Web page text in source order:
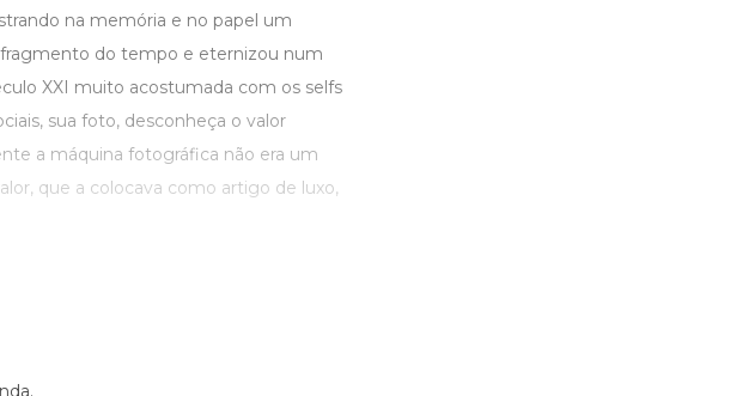
na memória e no papel um
do tempo e eternizou num
XXI muito acostumada com os selfs
sua foto, desconheça o valor
a máquina fotográfica não era um
que a colocava como artigo de luxo,